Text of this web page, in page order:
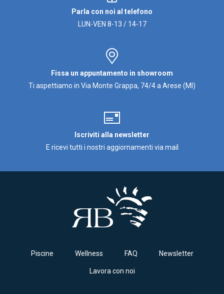
Parla con noi al telefono
LUN-VEN 8-13 / 14-17
Fissa un appuntamento in showroom
Ti aspettiamo in Via Monte Grappa, 74/4 a Arese (MI)
Iscriviti alla newsletter
E ricevi tutti i nostri aggiornamenti via mail
Piscine Wellness FAQ Newsletter
Lavora con noi